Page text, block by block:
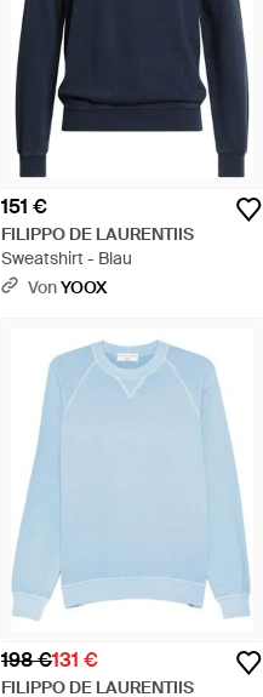
151 €
FILIPPO DE LAURENTIIS
Sweatshirt - Blau
VonYOOX
198 €131 €
FILIPPO DE LAURENTIIS